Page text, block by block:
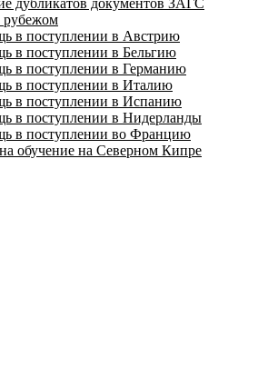
дубликатов документов ЗАГС
рубежом
в поступлении в Австрию
в поступлении в Бельгию
в поступлении в Германию
в поступлении в Италию
в поступлении в Испанию
в поступлении в Нидерланды
в поступлении во Францию
обучение на Северном Кипре